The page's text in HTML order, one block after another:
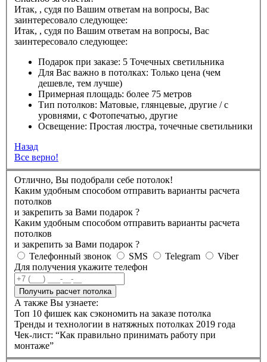
Итак, , судя по Вашим ответам на вопросы, Вас
заинтересовало следующее:
Итак, , судя по Вашим ответам на вопросы, Вас
заинтересовало следующее:
Подарок при заказе: 5 Точечных светильника
Для Вас важно в потолках: Только цена (чем
дешевле, тем лучше)
Примерная площадь: более 75 метров
Тип потолков: Матовые, глянцевые, другие / с
уровнями, с Фотопечатью, другие
Освещение: Простая люстра, точечные светильники
Назад
Все верно!
Отлично, Вы подобрали себе потолок!
Каким удобным способом отправить варианты расчета
потолков
и закрепить за Вами подарок ?
Каким удобным способом отправить варианты расчета
потолков
и закрепить за Вами подарок ?
Телефонный звонок
SMS Telegram
Viber
Для получения укажите телефон
Получить расчет потолка
А также Вы узнаете:
Топ 10 фишек как сэкономить на заказе потолка
Тренды и технологии в натяжных потолках 2019 года
Чек-лист: “Как правильно принимать работу при
монтаже”